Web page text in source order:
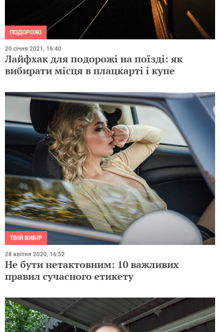
ПОДОРОЖІ
20 січня 2021, 16:40
Лайфхак для подорожі на поїзді: як
вибирати місця в плацкарті і купе
ТВІЙ ВИБІР
28 квітня 2020, 16:52
Не бути нетактовним: 10 важливих
правил сучасного етикету